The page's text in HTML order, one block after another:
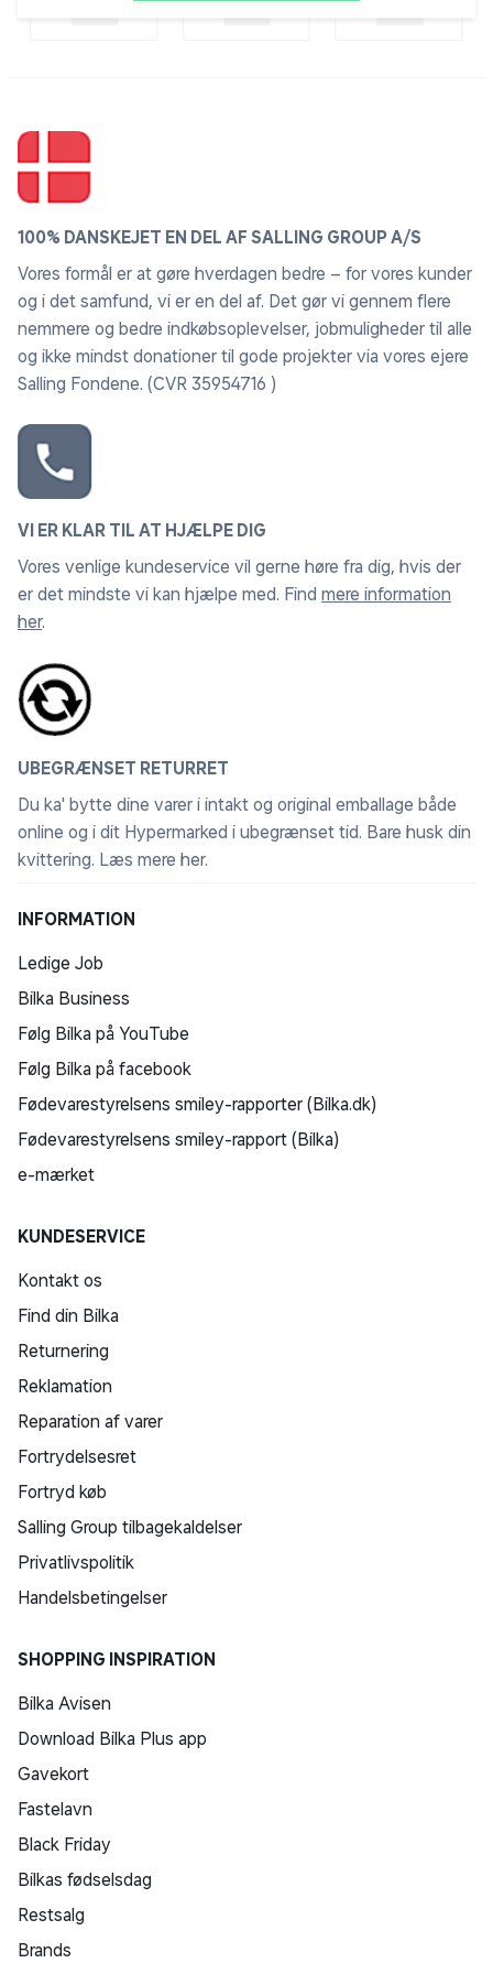
Matchende slimline vask i støbemarmor til Miami
- Afrundede hjørner
- Soft-close i skuffer
MÅL: H: 55 - B: 70 - D: 42 cm.
VÆGT: 17 kg.
100% DANSKEJET EN DEL AF SALLING GROUP A/S
Vores formål er at gøre hverdagen bedre – for vores kunder
og i det samfund, vi er en del af. Det gør vi gennem flere
nemmere og bedre indkøbsoplevelser, jobmuligheder til alle
og ikke mindst donationer til gode projekter via vores ejere
Salling Fondene. (CVR 35954716 )
VI ER KLAR TIL AT HJÆLPE DIG
Vores venlige kundeservice vil gerne høre fra dig, hvis der
er det mindste vi kan hjælpe med. Find mere information
her.
UBEGRÆNSET RETURRET
Du ka' bytte dine varer i intakt og original emballage både
online og i dit Hypermarked i ubegrænset tid. Bare husk din
kvittering. Læs mere her.
INFORMATION
Ledige Job
Bilka Business
Følg Bilka på YouTube
Følg Bilka på facebook
Fødevarestyrelsens smiley-rapporter (Bilka.dk)
Fødevarestyrelsens smiley-rapport (Bilka)
e-mærket
KUNDESERVICE
Kontakt os
Find din Bilka
Returnering
Reklamation
Reparation af varer
Fortrydelsesret
Fortryd køb
Salling Group tilbagekaldelser
Privatlivspolitik
Handelsbetingelser
SHOPPING INSPIRATION
Bilka Avisen
Download Bilka Plus app
Gavekort
Fastelavn
Black Friday
Bilkas fødselsdag
Restsalg
Brands